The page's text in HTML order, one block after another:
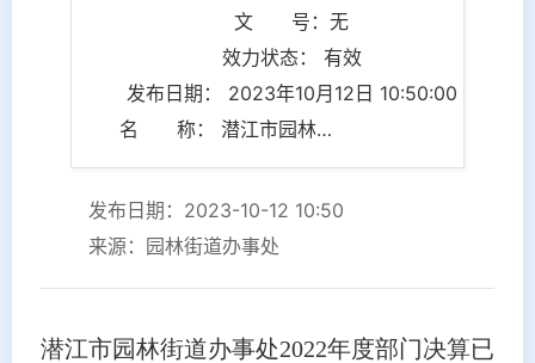
文 号：无
效力状态： 有效
发布日期： 2023年10月12日 10:50:00
名 称： 潜江市园林街道办事处2022年度部门决算
发布日期：2023-10-12 10:50
来源：园林街道办事处
潜江市园林街道办事处2022年度部门决算已